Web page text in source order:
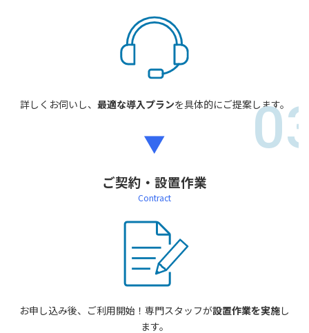
詳しくお伺いし、 最適な導入プランを具体的にご提案します。
▼
ご契約・設置作業
Contract
お申し込み後、ご利用開始！専門スタッフが設置作業を実施し
ます。